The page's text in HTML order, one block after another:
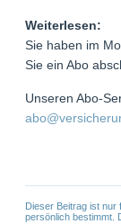
Weiterlesen:
Sie haben im
Sie ein Abo
Unseren Abo-
Dieser Beitrag ist nur
persönlich bestimmt.